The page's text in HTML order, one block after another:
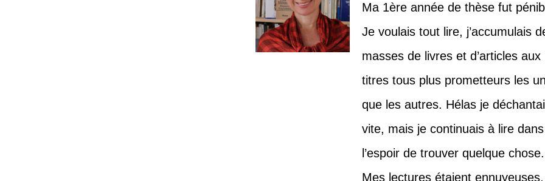
Ma 1ère année de thèse fut
Je voulais tout lire, j’accumulais
masses de livres et d’articles aux
titres tous plus prometteurs les
que les autres. Hélas je
vite, mais je continuais à lire dans
l’espoir de trouver quelque chose.
Mes lectures étaient ennuyeuses,